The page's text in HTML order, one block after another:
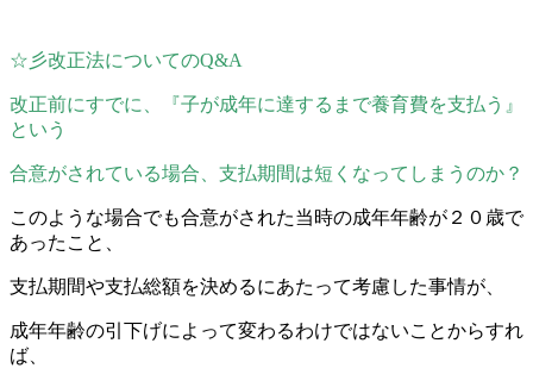
☆彡改正法についてのQ&A
改正前にすでに、『子が成年に達するまで養育費を支払う』
という
合意がされている場合、支払期間は短くなってしまうのか？
このような場合でも合意がされた当時の成年年齢が２０歳で
あったこと、
支払期間や支払総額を決めるにあたって考慮した事情が、
成年年齢の引下げによって変わるわけではないことからすれ
ば、